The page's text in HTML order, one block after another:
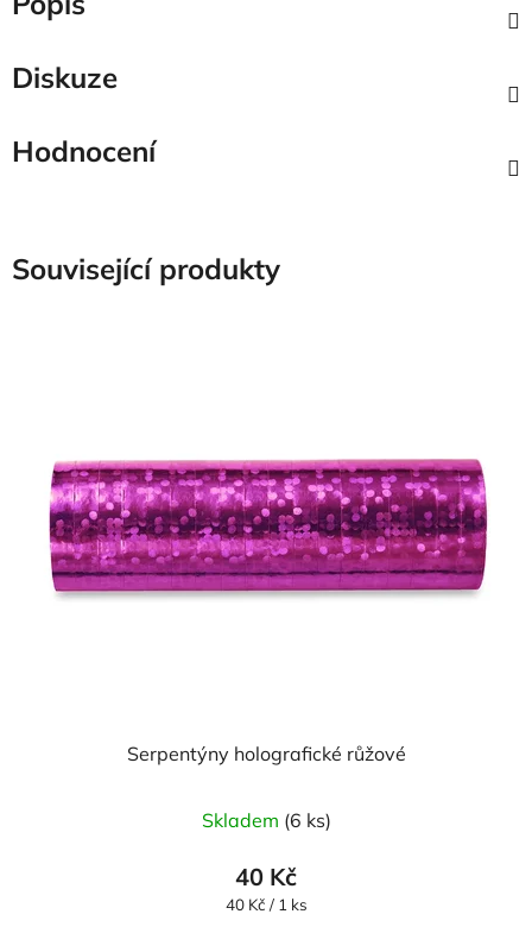
Diskuze
Hodnocení
Související produkty
Serpentýny holografické růžové
Skladem (6 ks)
40 Kč
Měrná
40 Kč / 1 ks